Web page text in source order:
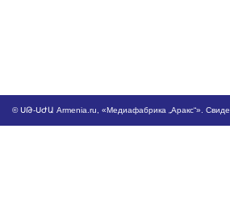
©ՍԹ-ՍԺԱ Armenia.ru , «Медиафабрика „Аракс“».